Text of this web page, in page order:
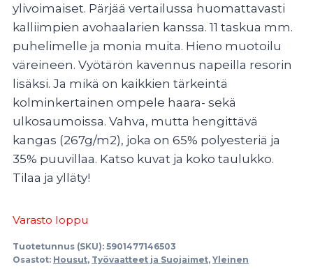
ylivoimaiset. Pärjää vertailussa huomattavasti
kalliimpien avohaalarien kanssa. 11 taskua mm.
puhelimelle ja monia muita. Hieno muotoilu
väreineen. Vyötärön kavennus napeilla resorin
lisäksi. Ja mikä on kaikkien tärkeintä
kolminkertainen ompele haara- sekä
ulkosaumoissa. Vahva, mutta hengittävä
kangas (267g/m2), joka on 65% polyesteriä ja
35% puuvillaa. Katso kuvat ja koko taulukko.
Tilaa ja ylläty!
Varasto loppu
Tuotetunnus (SKU): 5901477146503
Osastot: Housut, Työvaatteet ja Suojaimet, Yleinen